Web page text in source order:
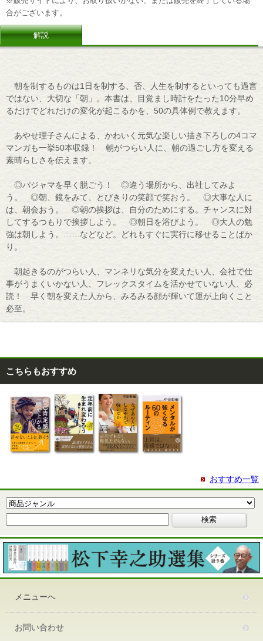
合がございます。
解説
朝を制するものは1日を制する、否、人生を制するといっても過言
ではない、大切な「朝」。本書は、目覚まし時計をたった10分早め
るだけでどれだけの変化が起こるかを、50の具体例で教えます。
あやせ理子さんによる、かわいく元気な楽しい描き下ろしの4コマ
マンガも一挙50本収録！ 朝がつらい人に、朝の過ごし方を変える
素晴らしさを伝えます。
◎パジャマを早く脱ごう！ ◎違う場所から、出社してみよ
う。 ◎朝、鏡をみて、とびきりの笑顔で笑おう。 ◎大事な人に
は、朝会おう。 ◎朝の挨拶は、自分のためにする。チャンスに対
してするつもりで挨拶しよう。 ◎朝日を浴びよう。 ◎大人の勉
強は朝しよう。……などなど。どれもすぐに実行に移せることばか
り。
朝起きるのがつらい人、マンネリな気分を変えたい人、会社で仕
事がうまくいかない人、フレックスタイムを活かせていない人、必
読！ 早く朝を変えた人から、みるみる顔が輝いて運が上向くこと
必至。
こちらもおすすめ
おすすめ一覧
メニューへ
お問い合わせ